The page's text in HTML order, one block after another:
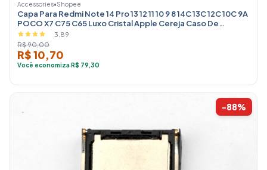
Accessories•Shopee
Capa Para Redmi Note 14 Pro 13 12 11 10 9 8 14C 13C 12C 10C 9A
POCO X7 C75 C65 Luxo Cristal Apple Cereja Caso De
Telefon
3.89
R$ 90,00
R$ 10,70
Você economiza R$ 79,30
-88%